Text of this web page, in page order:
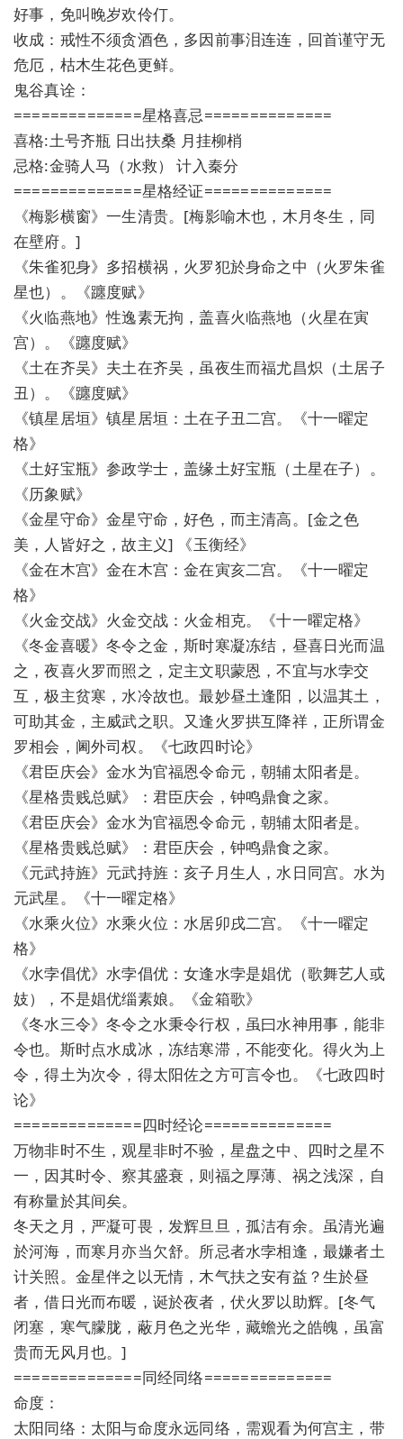
好事，免叫晚岁欢伶仃。
收成：戒性不须贪酒色，多因前事泪连连，回首谨守无
危厄，枯木生花色更鲜。
鬼谷真诠：
==============星格喜忌==============
喜格:土号齐瓶 日出扶桑 月挂柳梢
忌格:金骑人马（水救） 计入秦分
==============星格经证==============
《梅影横窗》一生清贵。[梅影喻木也，木月冬生，同
在壁府。]
《朱雀犯身》多招横祸，火罗犯於身命之中（火罗朱雀
星也）。《躔度赋》
《火临燕地》性逸素无拘，盖喜火临燕地（火星在寅
宫）。《躔度赋》
《土在齐吴》夫土在齐吴，虽夜生而福尤昌炽（土居子
丑）。《躔度赋》
《镇星居垣》镇星居垣：土在子丑二宫。《十一曜定
格》
《土好宝瓶》参政学士，盖缘土好宝瓶（土星在子）。
《历象赋》
《金星守命》金星守命，好色，而主清高。[金之色
美，人皆好之，故主义] 《玉衡经》
《金在木宫》金在木宫：金在寅亥二宫。《十一曜定
格》
《火金交战》火金交战：火金相克。《十一曜定格》
《冬金喜暖》冬令之金，斯时寒凝冻结，昼喜日光而温
之，夜喜火罗而照之，定主文职蒙恩，不宜与水孛交
互，极主贫寒，水冷故也。最妙昼土逢阳，以温其土，
可助其金，主威武之职。又逢火罗拱互降祥，正所谓金
罗相会，阃外司权。《七政四时论》
《君臣庆会》金水为官福恩令命元，朝辅太阳者是。
《星格贵贱总赋》：君臣庆会，钟鸣鼎食之家。
《君臣庆会》金水为官福恩令命元，朝辅太阳者是。
《星格贵贱总赋》：君臣庆会，钟鸣鼎食之家。
《元武持旌》元武持旌：亥子月生人，水日同宫。水为
元武星。《十一曜定格》
《水乘火位》水乘火位：水居卯戌二宫。《十一曜定
格》
《水孛倡优》水孛倡优：女逢水孛是娼优（歌舞艺人或
妓），不是娼优缁素娘。《金箱歌》
《冬水三令》冬令之水秉令行权，虽曰水神用事，能非
令也。斯时点水成冰，冻结寒滞，不能变化。得火为上
令，得土为次令，得太阳佐之方可言令也。《七政四时
论》
==============四时经论==============
万物非时不生，观星非时不验，星盘之中、四时之星不
一，因其时令、察其盛衰，则福之厚薄、祸之浅深，自
有称量於其间矣。
冬天之月，严凝可畏，发辉旦旦，孤洁有余。虽清光遍
於河海，而寒月亦当欠舒。所忌者水孛相逢，最嫌者土
计关照。金星伴之以无情，木气扶之安有益？生於昼
者，借日光而布暖，诞於夜者，伏火罗以助辉。[冬气
闭塞，寒气朦胧，蔽月色之光华，藏蟾光之皓魄，虽富
贵而无风月也。]
==============同经同络==============
命度：
太阳同络：太阳与命度永远同络，需观看为何宫主，带